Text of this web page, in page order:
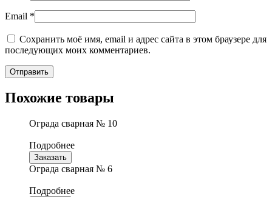
Email *
Сохранить моё имя, email и адрес сайта в этом браузере для
последующих моих комментариев.
Похожие товары
Ограда сварная № 10
Подробнее
Заказать
Ограда сварная № 6
Подробнее